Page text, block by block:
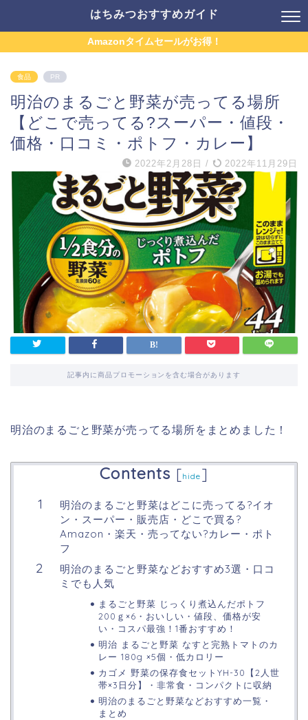
はちみつおすすめガイド
Amazonタイムセールがお得！
食品 PR
明治のまるごと野菜が売ってる場所
【どこで売ってる?スーパー・値段・
価格・口コミ・ポトフ・カレー】
2022年2月28日 / 2022年11月29日
記事内に商品プロモーションを含む場合があります
明治のまるごと野菜が売ってる場所をまとめました！
Contents [hide ]
明治のまるごと野菜はどこに売ってる?イオ
ン・スーパー・販売店・どこで買る?
Amazon・楽天・売ってない?カレー・ポト
フ
明治のまるごと野菜などおすすめ3選・口コ
ミでも人気
まるごと野菜 じっくり煮込んだポトフ
200ｇ×6・おいしい・値段、価格が安
い・コスパ最強！1番おすすめ！
明治 まるごと野菜 なすと完熟トマトのカ
レー 180g ×5個・低カロリー
カゴメ 野菜の保存食セットYH-30【2人世
帯×3日分】・非常食・コンパクトに収納
明治のまるごと野菜などおすすめ一覧・
まとめ